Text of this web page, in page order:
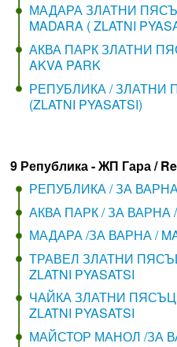
МАДАРА ЗЛАТНИ
MADARA ( ZLATNI
АКВА ПАРК ЗЛАТНИ
AKVA PARK
РЕПУБЛИКА / ЗЛАТНИ
(ZLATNI PYASATSI)
9 Република - ЖП Гара /
РЕПУБЛИКА / ЗА
АКВА ПАРК / ЗА ВАРНА /
МАДАРА /ЗА ВАРНА /
ТРАВЕЛ ЗЛАТНИ
ZLATNI PYASATSI
ЧАЙКА ЗЛАТНИ
ZLATNI PYASATSI
МАЙСТОР МАНОЛ /ЗА